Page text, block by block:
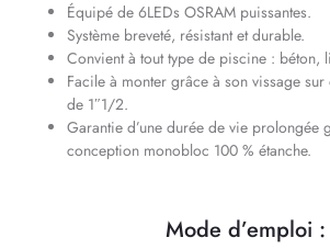
Équipé de 6LEDs OSRAM puissantes.
Système breveté, résistant et durable.
Convient à tout type de piscine : béton,
Facile à monter grâce à son vissage
de 1″1/2.
Garantie d’une durée de vie prolongée
conception monobloc 100 % étanche.
Mode d’emploi :